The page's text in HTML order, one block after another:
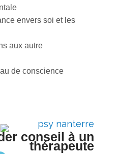
envers soi et les
aux autre
de conscience
conseil à un
thérapeute